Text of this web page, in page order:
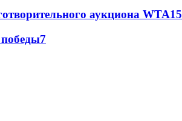
аукциона WTA15
7